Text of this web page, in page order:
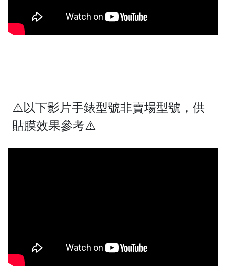
⚠️以下影片手錶型號非賣場型號，供
貼膜效果參考⚠️